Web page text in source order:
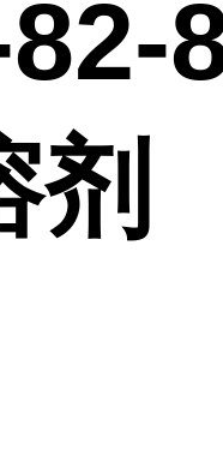
剂